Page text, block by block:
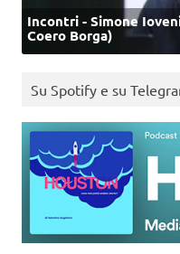
Incontri - Simone
Coero Borga)
Su Spotify e su